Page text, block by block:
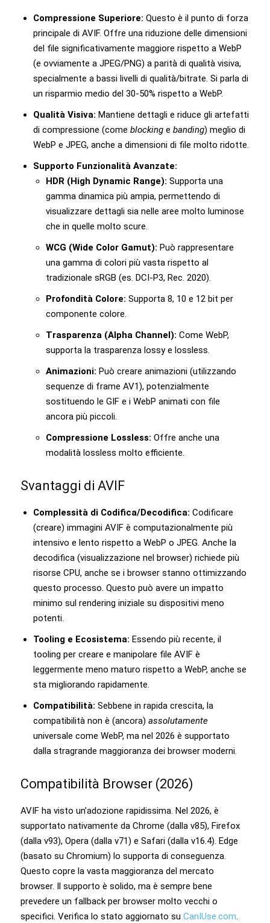
Compressione Superiore: Questo è il punto di forza
principale di AVIF. Offre una riduzione delle dimensioni
del file significativamente maggiore rispetto a WebP
(e ovviamente a JPEG/PNG) a parità di qualità visiva,
specialmente a bassi livelli di qualità/bitrate. Si parla di
un risparmio medio del 30-50% rispetto a WebP.
Qualità Visiva: Mantiene dettagli e riduce gli artefatti
di compressione (come blocking e banding) meglio di
WebP e JPEG, anche a dimensioni di file molto ridotte.
Supporto Funzionalità Avanzate:
HDR (High Dynamic Range): Supporta una
gamma dinamica più ampia, permettendo di
visualizzare dettagli sia nelle aree molto luminose
che in quelle molto scure.
WCG (Wide Color Gamut): Può rappresentare
una gamma di colori più vasta rispetto al
tradizionale sRGB (es. DCI-P3, Rec. 2020).
Profondità Colore: Supporta 8, 10 e 12 bit per
componente colore.
Trasparenza (Alpha Channel): Come WebP,
supporta la trasparenza lossy e lossless.
Animazioni: Può creare animazioni (utilizzando
sequenze di frame AV1), potenzialmente
sostituendo le GIF e i WebP animati con file
ancora più piccoli.
Compressione Lossless: Offre anche una
modalità lossless molto efficiente.
Svantaggi di AVIF
Complessità di Codifica/Decodifica: Codificare
(creare) immagini AVIF è computazionalmente più
intensivo e lento rispetto a WebP o JPEG. Anche la
decodifica (visualizzazione nel browser) richiede più
risorse CPU, anche se i browser stanno ottimizzando
questo processo. Questo può avere un impatto
minimo sul rendering iniziale su dispositivi meno
potenti.
Tooling e Ecosistema: Essendo più recente, il
tooling per creare e manipolare file AVIF è
leggermente meno maturo rispetto a WebP, anche se
sta migliorando rapidamente.
Compatibilità: Sebbene in rapida crescita, la
compatibilità non è (ancora) assolutamente
universale come WebP, ma nel 2026 è supportato
dalla stragrande maggioranza dei browser moderni.
Compatibilità Browser (2026)
AVIF ha visto un’adozione rapidissima. Nel 2026, è
supportato nativamente da Chrome (dalla v85), Firefox
(dalla v93), Opera (dalla v71) e Safari (dalla v16.4). Edge
(basato su Chromium) lo supporta di conseguenza.
Questo copre la vasta maggioranza del mercato
browser. Il supporto è solido, ma è sempre bene
prevedere un fallback per browser molto vecchi o
specifici. Verifica lo stato aggiornato su CanIUse.com